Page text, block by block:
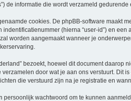
de informatie die wordt verzameld
cookies. De phpBB-software maakt
(hierna “user-id”) en een
worden aangemaakt wanneer je
bezoekt, hoewel dit document daarop
door wat je aan ons verstuurt. Dit
die verstuurd zijn na je registratie en
wachtwoord om te kunnen